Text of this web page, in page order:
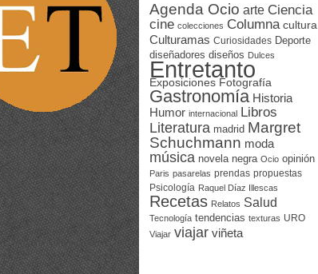
Agenda Ocio arte Ciencia
cine colecciones Columna cultura
Culturamas Curiosidades Deporte
diseñadores diseños Dulces
Entretanto
Exposiciones Fotografía
Gastronomía Historia
Humor internacional Libros
Literatura madrid Margret
Schuchmann moda
música novela negra Ocio opinión
Paris pasarelas prendas propuestas
Psicología Raquel Díaz Illescas
Recetas Relatos Salud
Tecnología tendencias texturas URO
Viajar viajar viñeta